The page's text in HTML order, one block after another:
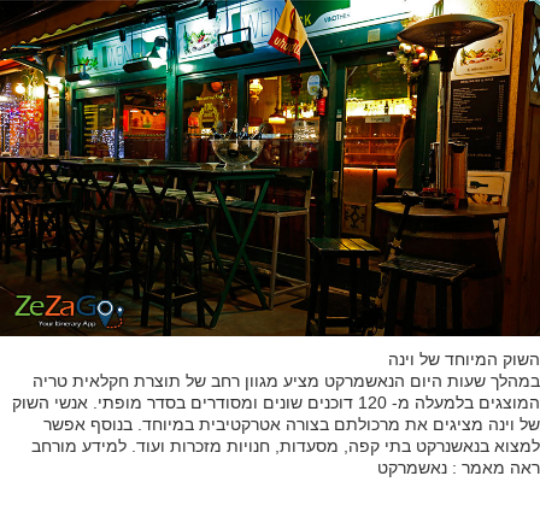
השוק המיוחד של וינה
במהלך שעות היום הנאשמרקט מציע מגוון רחב של תוצרת חקלאית טריה
המוצגים בלמעלה מ- 120 דוכנים שונים ומסודרים בסדר מופתי. אנשי השוק
של וינה מציגים את מרכולתם בצורה אטרקטיבית במיוחד. בנוסף אפשר
למצוא בנאשנרקט בתי קפה, מסעדות, חנויות מזכרות ועוד. למידע מורחב
ראה מאמר : נאשמרקט